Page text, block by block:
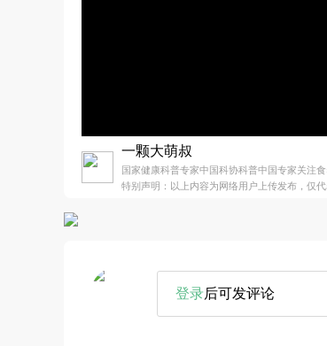
一颗大萌叔
国家健康科普专家中国科协科普中国专家关注
特别声明：以上内容为网络用户上传发布，仅
登录后可发评论